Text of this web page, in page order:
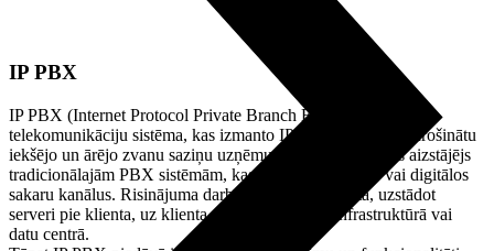
IP PBX
IP PBX (Internet Protocol Private Branch Exchange) ir
telekomunikāciju sistēma, kas izmanto IP protokolu, lai nodrošinātu
iekšējo un ārējo zvanu saziņu uzņēmumā. Tas ir moderns aizstājējs
tradicionālajām PBX sistēmām, kas izmanto analogos vai digitālos
sakaru kanālus. Risinājuma darbība tiek nodrošināta, uzstādot
serveri pie klienta, uz klienta serveriem klienta infrastruktūrā vai
datu centrā.